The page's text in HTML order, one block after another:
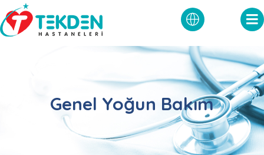
Genel Yoğun Bakım